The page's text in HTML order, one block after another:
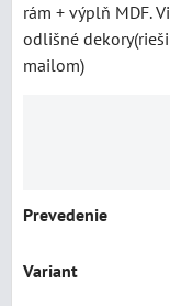
rám + výplň MDF.
odlišné
mailom)
Prevedenie
Variant